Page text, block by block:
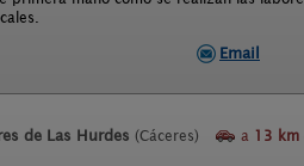
Email
de Las Hurdes (Cáceres) a 13 km